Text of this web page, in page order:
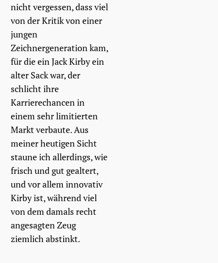
nicht vergessen, dass viel
von der Kritik von einer
jungen
Zeichnergeneration kam,
für die ein Jack Kirby ein
alter Sack war, der
schlicht ihre
Karrierechancen in
einem sehr limitierten
Markt verbaute. Aus
meiner heutigen Sicht
staune ich allerdings, wie
frisch und gut gealtert,
und vor allem innovativ
Kirby ist, während viel
von dem damals recht
angesagten Zeug
ziemlich abstinkt.